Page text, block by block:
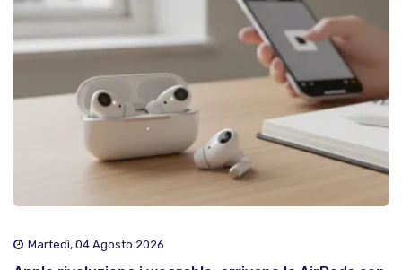
Martedì, 04 Agosto 2026